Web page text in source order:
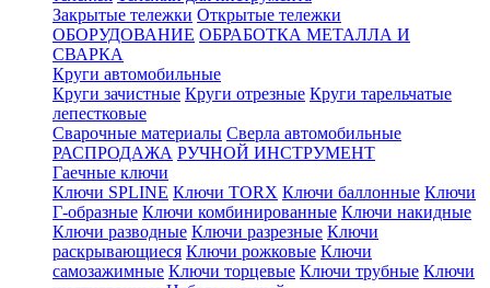
Закрытые тележки Открытые тележки
ОБОРУДОВАНИЕ ОБРАБОТКА МЕТАЛЛА И
СВАРКА
Круги автомобильные
Круги зачистные Круги отрезные Круги тарельчатые
лепестковые
Сварочные материалы Сверла автомобильные
РАСПРОДАЖА РУЧНОЙ ИНСТРУМЕНТ
Гаечные ключи
Ключи SPLINE Ключи TORX Ключи баллонные Ключи
Г-образные Ключи комбинированные Ключи накидные
Ключи разводные Ключи разрезные Ключи
раскрывающиеся Ключи рожковые Ключи
самозажимные Ключи торцевые Ключи трубные Ключи